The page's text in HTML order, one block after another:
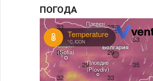
ПОГОДА